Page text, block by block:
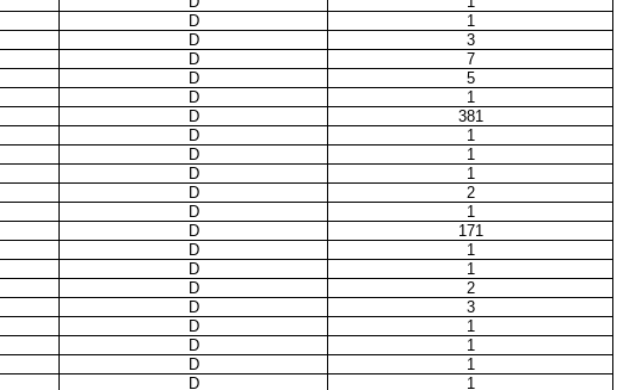
D
1
D
3
D
7
D
5
D
1
D
381
D
1
D
1
D
1
D
2
D
1
D
171
D
1
D
1
D
2
D
3
D
1
D
1
D
1
D
1